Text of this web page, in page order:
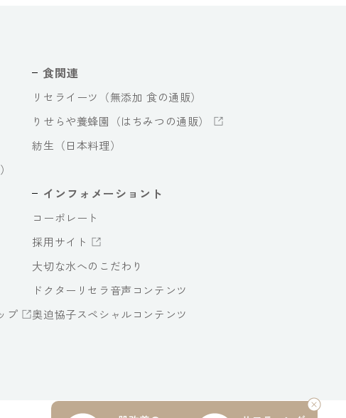
プ
食関連
リセライーツ（無添加 食の通販）
りせらや養蜂園（はちみつの通販）
紡生（日本料理）
インフォメーショント
コーポレート
採用サイト
大切な水へのこだわり
ドクターリセラ音声コンテンツ
奥迫協子スペシャルコンテンツ